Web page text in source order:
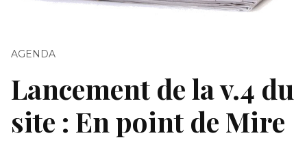
AGENDA
Lancement de la v.4 du
site : En point de Mire